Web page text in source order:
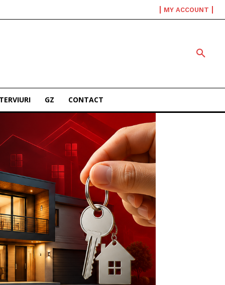
MY ACCOUNT
GZ CONTACT